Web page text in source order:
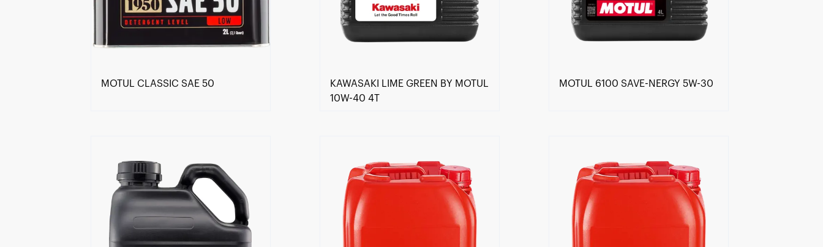
Encontre um Distribuidor
MOTUL CLASSIC SAE 50
Encontre um Distribuidor
KAWASAKI LIME GREEN BY MOTUL
10W-40 4T
Encontre um Distribuidor
MOTUL 6100 SAVE-NERGY 5W-30